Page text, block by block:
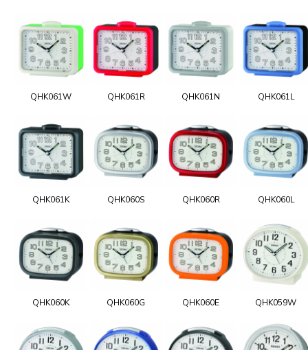
QHK061W QHK061R QHK061N QHK061L
QHK061K QHK060S QHK060R QHK060L
QHK060K QHK060G QHK060E QHK059W